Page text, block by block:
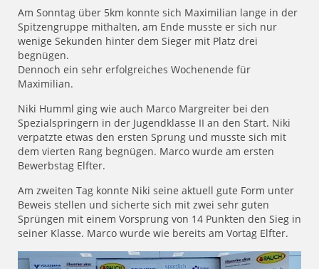
Am Sonntag über 5km konnte sich Maximilian lange in der
Spitzengruppe mithalten, am Ende musste er sich nur
wenige Sekunden hinter dem Sieger mit Platz drei
begnügen.
Dennoch ein sehr erfolgreiches Wochenende für
Maximilian.
Niki Humml ging wie auch Marco Margreiter bei den
Spezialspringern in der Jugendklasse II an den Start. Niki
verpatzte etwas den ersten Sprung und musste sich mit
dem vierten Rang begnügen. Marco wurde am ersten
Bewerbstag Elfter.
Am zweiten Tag konnte Niki seine aktuell gute Form unter
Beweis stellen und sicherte sich mit zwei sehr guten
Sprüngen mit einem Vorsprung von 14 Punkten den Sieg in
seiner Klasse. Marco wurde wie bereits am Vortag Elfter.